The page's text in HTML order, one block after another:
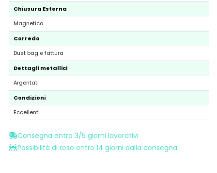
Chiusura Esterna
Magnetica
Corredo
Dust bag e fattura
Dettagli metallici
Argentati
Condizioni
Eccellenti
Consegna entro 3/5 giorni lavorativi
Possibilità di reso entro 14 giorni dalla consegna